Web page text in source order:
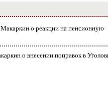
Макаркин о реакции на пенсионную
о внесении поправок в